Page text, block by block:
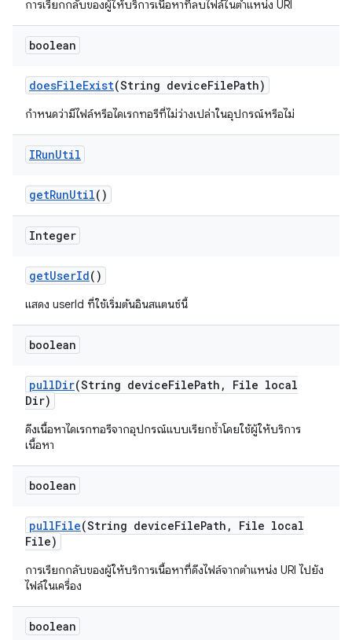
การเรียกกลับของผู้ให้บริการเนื้อหาที่ลบไฟล์ในตำแหน่ง URI
boolean
doesFileExist(String deviceFilePath)
กำหนดว่ามีไฟล์หรือไดเรกทอรีที่ไม่ว่างเปล่าในอุปกรณ์หรือไม่
IRunUtil
getRunUtil()
Integer
getUserId()
แสดง userId ที่ใช้เริ่มต้นอินสแตนซ์นี้
boolean
pullDir(String deviceFilePath ,
File local
Dir)
ดึงเนื้อหาไดเรกทอรีจากอุปกรณ์แบบเรียกซ้ำโดยใช้ผู้ให้บริการ
เนื้อหา
boolean
pullFile(String deviceFilePath ,
File local
File)
การเรียกกลับของผู้ให้บริการเนื้อหาที่ดึงไฟล์จากตำแหน่ง URI ไปยัง
ไฟล์ในเครื่อง
boolean